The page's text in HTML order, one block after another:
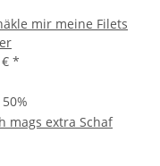
mir meine Filets
*